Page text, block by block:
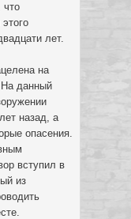
что
лет.
на
На данный
назад, а
опасения.
вступил в
из